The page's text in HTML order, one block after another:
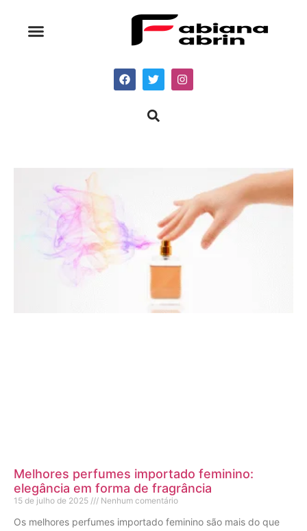
Melhores perfumes importado feminino:
elegância em forma de fragrância
15 de julho de 2025 Nenhum comentário
Os melhores perfumes importado feminino são mais do que